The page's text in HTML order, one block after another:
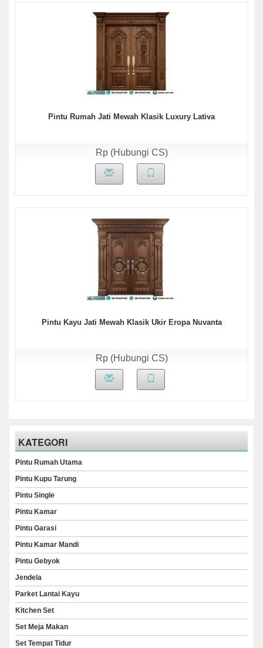
Pintu Rumah Jati Mewah Klasik Luxury Lativa
Rp (Hubungi CS)
Pintu Kayu Jati Mewah Klasik Ukir Eropa Nuvanta
Rp (Hubungi CS)
KATEGORI
Pintu Rumah Utama
Pintu Kupu Tarung
Pintu Single
Pintu Kamar
Pintu Garasi
Pintu Kamar Mandi
Pintu Gebyok
Jendela
Parket Lantai Kayu
Kitchen Set
Set Meja Makan
Set Tempat Tidur